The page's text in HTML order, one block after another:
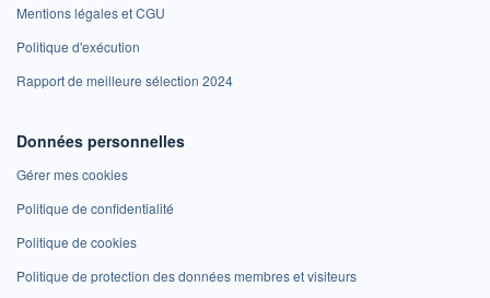
Mentions légales et CGU
Politique d'exécution
Rapport de meilleure sélection 2024
Données personnelles
Gérer mes cookies
Politique de confidentialité
Politique de cookies
Politique de protection des données membres et visiteurs